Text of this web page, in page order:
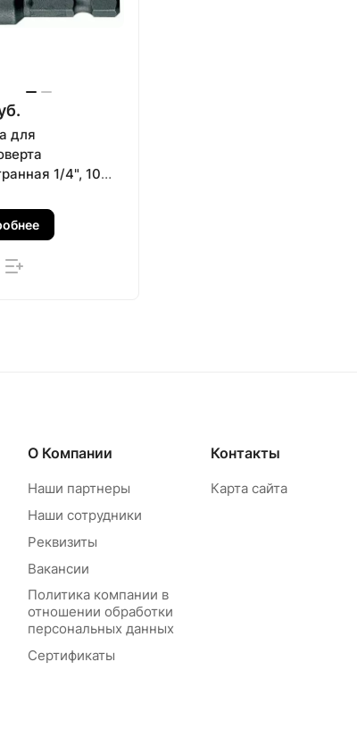
для
1/4", 10
мм, магнитная
7616510M
О Компании
Наши партнеры
Наши сотрудники
Реквизиты
Вакансии
Политика компании в
отношении обработки
персональных данных
Сертификаты
Контакты
Карта сайта